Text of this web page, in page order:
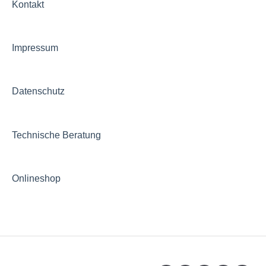
Kontakt
Impressum
Datenschutz
Technische Beratung
Onlineshop